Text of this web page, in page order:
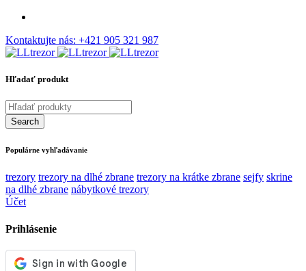
Kontaktujte nás: +421 905 321 987
Hľadať produkt
Populárne vyhľadávanie
trezory trezory na dlhé zbrane trezory na krátke zbrane sejfy skrine
na dlhé zbrane nábytkové trezory
Účet
Prihlásenie